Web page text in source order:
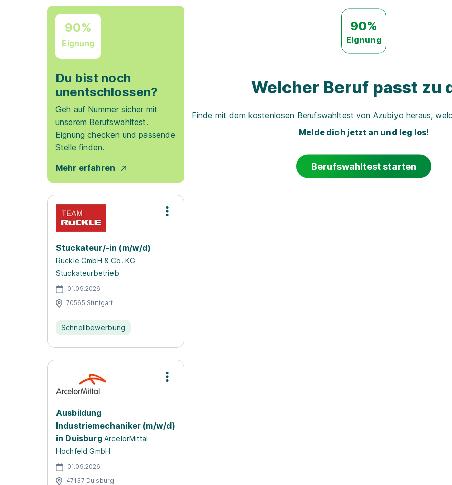
90%
Eignung
Du bist noch
unentschlossen?
Geh auf Nummer sicher mit
unserem Berufswahltest.
Eignung checken und passende
Stelle finden.
Mehr erfahren
Stuckateur/-in (m/w/d)
Rückle GmbH & Co. KG
Stuckateurbetrieb
01.09.2026
70565 Stuttgart
Schnellbewerbung
Ausbildung
Industriemechaniker (m/w/d)
in Duisburg ArcelorMittal
Hochfeld GmbH
01.09.2026
47137 Duisburg
90%
Eignung
Welcher Beruf passt zu
Finde mit dem kostenlosen Berufswahltest von Azubiyo heraus,
Melde dich jetzt an und leg los!
Berufswahltest starten